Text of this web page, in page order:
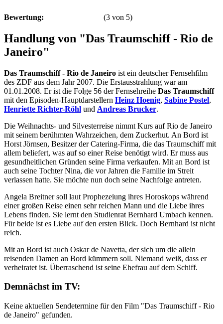
Bewertung: (3 von 5)
Handlung von "Das Traumschiff - Rio de
Janeiro"
Das Traumschiff - Rio de Janeiro ist ein deutscher Fernsehfilm
des ZDF aus dem Jahr 2007. Die Erstausstrahlung war am
01.01.2008. Er ist die Folge 56 der Fernsehreihe Das Traumschiff
mit den Episoden-Hauptdarstellern Heinz Hoenig, Sabine Postel,
Henriette Richter-Röhl und Andreas Brucker.
Die Weihnachts- und Silvesterreise nimmt Kurs auf Rio de Janeiro
mit seinem berühmten Wahrzeichen, dem Zuckerhut. An Bord ist
Horst Jörnsen, Besitzer der Catering-Firma, die das Traumschiff mit
allem beliefert, was auf so einer Reise benötigt wird. Er muss aus
gesundheitlichen Gründen seine Firma verkaufen. Mit an Bord ist
auch seine Tochter Nina, die vor Jahren die Familie im Streit
verlassen hatte. Sie möchte nun doch seine Nachfolge antreten.
Angela Breitner soll laut Prophezeiung ihres Horoskops während
einer großen Reise einen sehr reichen Mann und die Liebe ihres
Lebens finden. Sie lernt den Studienrat Bernhard Umbach kennen.
Für beide ist es Liebe auf den ersten Blick. Doch Bernhard ist nicht
reich.
Mit an Bord ist auch Oskar de Navetta, der sich um die allein
reisenden Damen an Bord kümmern soll. Niemand weiß, dass er
verheiratet ist. Überraschend ist seine Ehefrau auf dem Schiff.
Demnächst im TV:
Keine aktuellen Sendetermine für den Film "Das Traumschiff - Rio
de Janeiro" gefunden.